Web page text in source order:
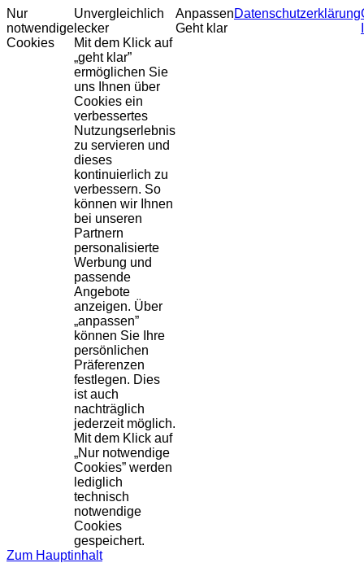
Nur
notwendige
Cookies
Unvergleichlich
lecker
Mit dem Klick auf
„geht klar”
ermöglichen Sie
uns Ihnen über
Cookies ein
verbessertes
Nutzungserlebnis
zu servieren und
dieses
kontinuierlich zu
verbessern. So
können wir Ihnen
bei unseren
Partnern
personalisierte
Werbung und
passende
Angebote
anzeigen. Über
„anpassen”
können Sie Ihre
persönlichen
Präferenzen
festlegen. Dies
ist auch
nachträglich
jederzeit möglich.
Mit dem Klick auf
„Nur notwendige
Cookies” werden
lediglich
technisch
notwendige
Cookies
gespeichert.
Anpassen
Geht klar
Datenschutzerklärung
Zum Hauptinhalt